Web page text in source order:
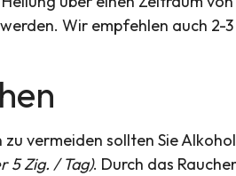
Wir empfehlen auch 2-
vermeiden sollten Sie
5 Zig. / Tag). Durch das